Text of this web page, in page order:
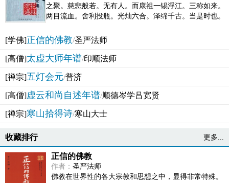
之聚。慈悲般若。无有人。而康祖一锡浮江。三称如来。
两目流血。舍利投瓶。光灿六合。泽绵千古。当是时也。
[学佛]正信的佛教/圣严法师
[高僧]太虚大师年谱/印顺法师
[禅宗]五灯会元/普济
[高僧]虚云和尚自述年谱/顺德岑学吕宽贤
[禅宗]寒山拾得诗/寒山大士
收藏排行 更多...
正信的佛教
作者： 圣严法师
佛教在世界性的各大宗教和思想之中，显得非常特殊。